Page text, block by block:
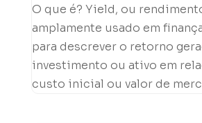
O que é? Yield, ou
amplamente usado em
para descrever o retorno
investimento ou ativo em
custo inicial ou valor de